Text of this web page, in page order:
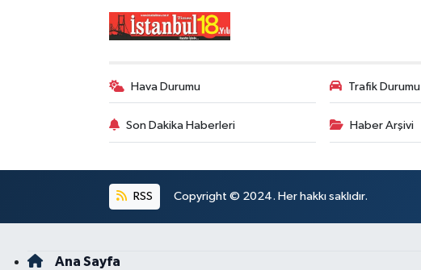
Hava Durumu Trafik Durumu
Son Dakika Haberleri Haber Arşivi
RSS Copyright © 2024. Her hakkı saklıdır.
Ana Sayfa